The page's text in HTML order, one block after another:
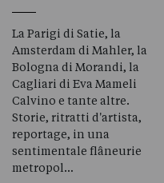
La Parigi di Satie, la
Amsterdam di Mahler, la
Bologna di Morandi, la
Cagliari di Eva Mameli
Calvino e tante altre.
Storie, ritratti d'artista,
reportage, in una
sentimentale flâneurie
metropol…